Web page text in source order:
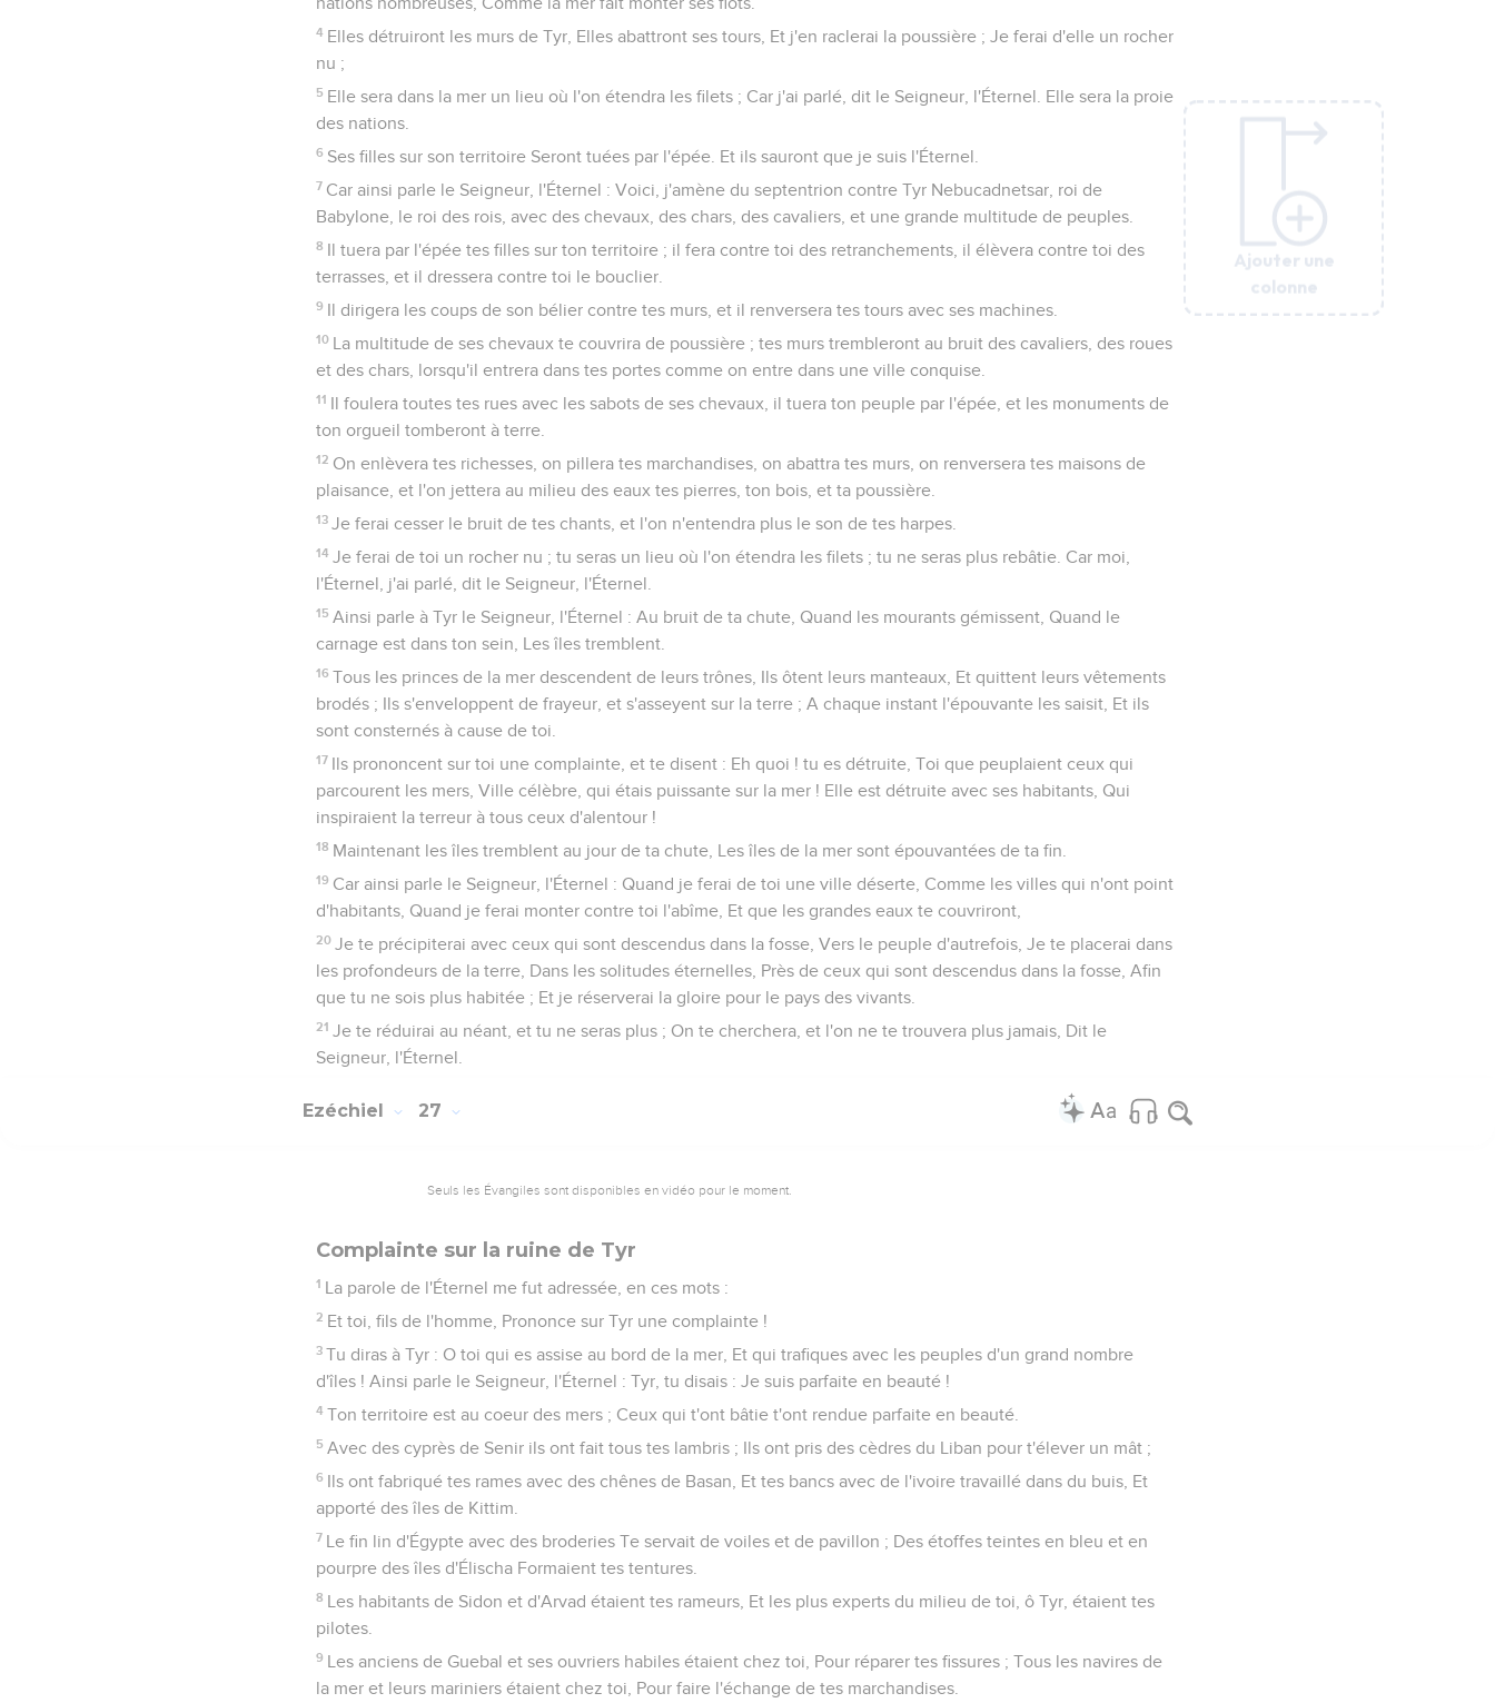
Ajouter une
colonne
Ajouter une
colonne
4 Elles détruiront les murs de Tyr, Elles abattront ses tours, Et j'en raclerai la poussière ; Je ferai d'elle un rocher
nu ;
5 Elle sera dans la mer un lieu où l'on étendra les filets ; Car j'ai parlé, dit le Seigneur, l'Éternel. Elle sera la proie
des nations.
6 Ses filles sur son territoire Seront tuées par l'épée. Et ils sauront que je suis l'Éternel.
7 Car ainsi parle le Seigneur, l'Éternel : Voici, j'amène du septentrion contre Tyr Nebucadnetsar, roi de
Babylone, le roi des rois, avec des chevaux, des chars, des cavaliers, et une grande multitude de peuples.
8 Il tuera par l'épée tes filles sur ton territoire ; il fera contre toi des retranchements, il élèvera contre toi des
terrasses, et il dressera contre toi le bouclier.
9 Il dirigera les coups de son bélier contre tes murs, et il renversera tes tours avec ses machines.
10 La multitude de ses chevaux te couvrira de poussière ; tes murs trembleront au bruit des cavaliers, des roues
et des chars, lorsqu'il entrera dans tes portes comme on entre dans une ville conquise.
11 Il foulera toutes tes rues avec les sabots de ses chevaux, il tuera ton peuple par l'épée, et les monuments de
ton orgueil tomberont à terre.
12 On enlèvera tes richesses, on pillera tes marchandises, on abattra tes murs, on renversera tes maisons de
plaisance, et l'on jettera au milieu des eaux tes pierres, ton bois, et ta poussière.
13 Je ferai cesser le bruit de tes chants, et l'on n'entendra plus le son de tes harpes.
14 Je ferai de toi un rocher nu ; tu seras un lieu où l'on étendra les filets ; tu ne seras plus rebâtie. Car moi,
l'Éternel, j'ai parlé, dit le Seigneur, l'Éternel.
15 Ainsi parle à Tyr le Seigneur, l'Éternel : Au bruit de ta chute, Quand les mourants gémissent, Quand le
carnage est dans ton sein, Les îles tremblent.
16 Tous les princes de la mer descendent de leurs trônes, Ils ôtent leurs manteaux, Et quittent leurs vêtements
brodés ; Ils s'enveloppent de frayeur, et s'asseyent sur la terre ; A chaque instant l'épouvante les saisit, Et ils
sont consternés à cause de toi.
17 Ils prononcent sur toi une complainte, et te disent : Eh quoi ! tu es détruite, Toi que peuplaient ceux qui
parcourent les mers, Ville célèbre, qui étais puissante sur la mer ! Elle est détruite avec ses habitants, Qui
inspiraient la terreur à tous ceux d'alentour !
18 Maintenant les îles tremblent au jour de ta chute, Les îles de la mer sont épouvantées de ta fin.
19 Car ainsi parle le Seigneur, l'Éternel : Quand je ferai de toi une ville déserte, Comme les villes qui n'ont point
d'habitants, Quand je ferai monter contre toi l'abîme, Et que les grandes eaux te couvriront,
20 Je te précipiterai avec ceux qui sont descendus dans la fosse, Vers le peuple d'autrefois, Je te placerai dans
les profondeurs de la terre, Dans les solitudes éternelles, Près de ceux qui sont descendus dans la fosse, Afin
que tu ne sois plus habitée ; Et je réserverai la gloire pour le pays des vivants.
21 Je te réduirai au néant, et tu ne seras plus ; On te cherchera, et l'on ne te trouvera plus jamais, Dit le
Seigneur, l'Éternel.
Ajouter une
colonne
Ezéchiel 27
Seuls les Évangiles sont disponibles en vidéo pour le moment.
Complainte sur la ruine de Tyr
1 La parole de l'Éternel me fut adressée, en ces mots :
2 Et toi, fils de l'homme, Prononce sur Tyr une complainte !
3 Tu diras à Tyr : O toi qui es assise au bord de la mer, Et qui trafiques avec les peuples d'un grand nombre
d'îles ! Ainsi parle le Seigneur, l'Éternel : Tyr, tu disais : Je suis parfaite en beauté !
4 Ton territoire est au coeur des mers ; Ceux qui t'ont bâtie t'ont rendue parfaite en beauté.
5 Avec des cyprès de Senir ils ont fait tous tes lambris ; Ils ont pris des cèdres du Liban pour t'élever un mât ;
6 Ils ont fabriqué tes rames avec des chênes de Basan, Et tes bancs avec de l'ivoire travaillé dans du buis, Et
apporté des îles de Kittim.
7 Le fin lin d'Égypte avec des broderies Te servait de voiles et de pavillon ; Des étoffes teintes en bleu et en
pourpre des îles d'Élischa Formaient tes tentures.
8 Les habitants de Sidon et d'Arvad étaient tes rameurs, Et les plus experts du milieu de toi, ô Tyr, étaient tes
pilotes.
9 Les anciens de Guebal et ses ouvriers habiles étaient chez toi, Pour réparer tes fissures ; Tous les navires de
la mer et leurs mariniers étaient chez toi, Pour faire l'échange de tes marchandises.
Ajouter une
colonne
Ajouter une
colonne
Ajouter une
colonne